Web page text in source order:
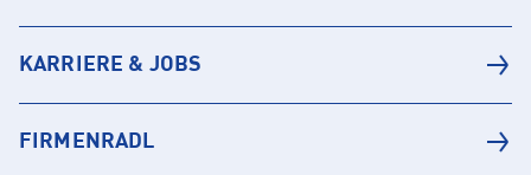
KARRIERE & JOBS
FIRMENRADL